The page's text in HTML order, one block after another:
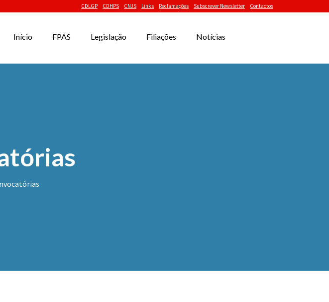
CDLGP CDHPS CNJS Links Reclamações Subscrever Newsletter Contactos
Início FPAS Legislação Filiações Notícias